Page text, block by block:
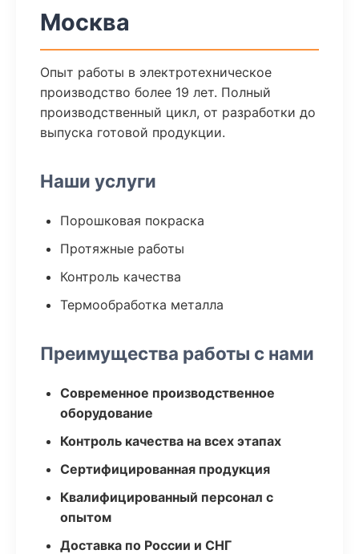
Москва
Опыт работы в электротехническое
производство более 19 лет. Полный
производственный цикл, от разработки до
выпуска готовой продукции.
Наши услуги
Порошковая покраска
Протяжные работы
Контроль качества
Термообработка металла
Преимущества работы с нами
Современное производственное
оборудование
Контроль качества на всех этапах
Сертифицированная продукция
Квалифицированный персонал с
опытом
Доставка по России и СНГ